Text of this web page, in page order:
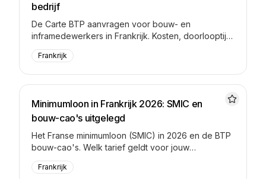
bedrijf
De Carte BTP aanvragen voor bouw- en
inframedewerkers in Frankrijk. Kosten, doorlooptijd
en voor wie verplicht.
Frankrijk
Minimumloon in Frankrijk 2026: SMIC en
bouw-cao's uitgelegd
Het Franse minimumloon (SMIC) in 2026 en de BTP
bouw-cao's. Welk tarief geldt voor jouw
medewerkers?
Frankrijk